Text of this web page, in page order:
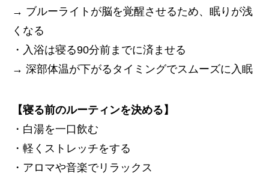
→ ブルーライトが脳を覚醒させるため、眠りが浅
くなる
・入浴は寝る90分前までに済ませる
→ 深部体温が下がるタイミングでスムーズに入眠
【寝る前のルーティンを決める】
・白湯を一口飲む
・軽くストレッチをする
・アロマや音楽でリラックス